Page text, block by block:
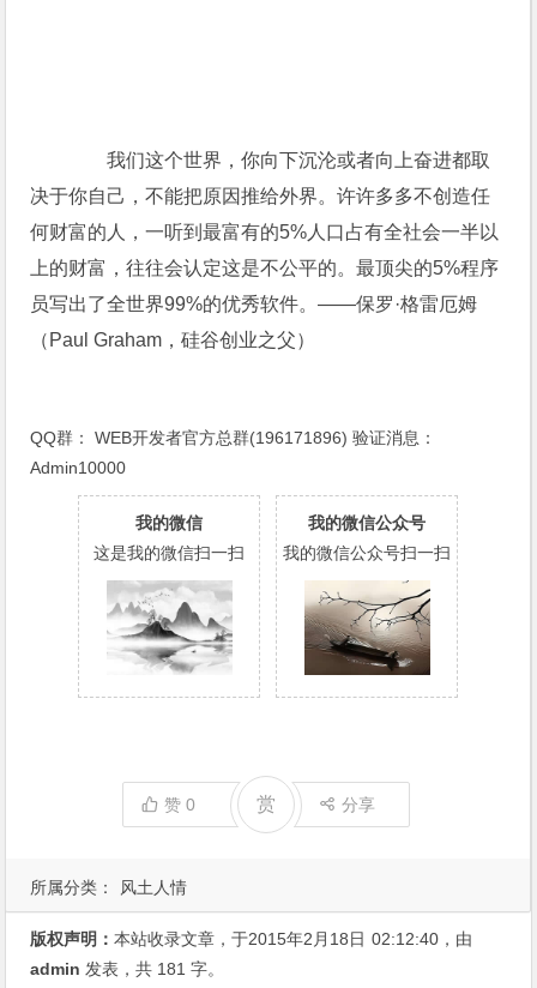
所属分类： 风土人情
我们这个世界，你向下沉沦或者向上奋进都取
决于你自己，不能把原因推给外界。许许多多不创造任
何财富的人，一听到最富有的5%人口占有全社会一半以
上的财富，往往会认定这是不公平的。最顶尖的5%程序
员写出了全世界99%的优秀软件。——保罗·格雷厄姆
（Paul Graham，硅谷创业之父）
QQ群：WEB开发者官方总群(196171896) 验证消息：
Admin10000
我的微信
这是我的微信扫一扫
我的微信公众号
我的微信公众号扫一扫
赞0 赏 分享
版权声明：本站收录文章，于2015年2月18日 02:12:40 ，由
admin 发表，共 181 字。